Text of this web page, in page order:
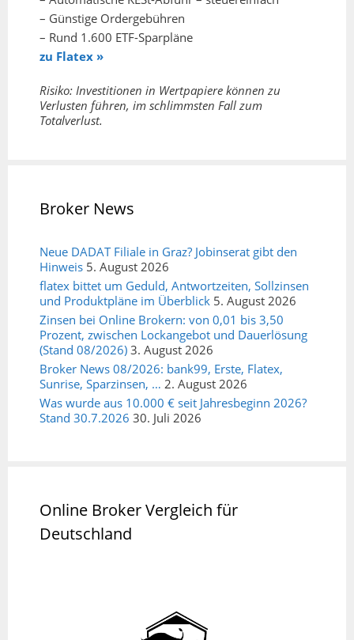
– Günstige Ordergebühren
– Rund 1.600 ETF-Sparpläne
zu Flatex »
Risiko: Investitionen in Wertpapiere können zu
Verlusten führen, im schlimmsten Fall zum
Totalverlust.
Broker News
Neue DADAT Filiale in Graz? Jobinserat gibt den
Hinweis 5. August 2026
flatex bittet um Geduld, Antwortzeiten, Sollzinsen
und Produktpläne im Überblick 5. August 2026
Zinsen bei Online Brokern: von 0,01 bis 3,50
Prozent, zwischen Lockangebot und Dauerlösung
(Stand 08/2026) 3. August 2026
Broker News 08/2026: bank99, Erste, Flatex,
Sunrise, Sparzinsen, … 2. August 2026
Was wurde aus 10.000 € seit Jahresbeginn 2026?
Stand 30.7.2026 30. Juli 2026
Online Broker Vergleich für
Deutschland